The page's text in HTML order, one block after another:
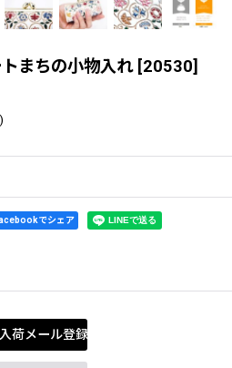
まちの小物入れ [20530]
でシェア
荷メール登録